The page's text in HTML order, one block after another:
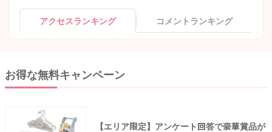
アクセスランキング コメントランキング
お得な無料キャンペーン
【エリア限定】アンケート回答で豪華賞品が